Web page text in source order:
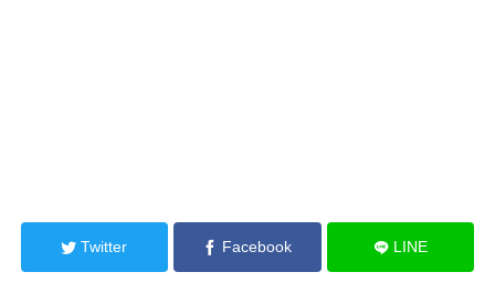
Twitter Facebook LINE